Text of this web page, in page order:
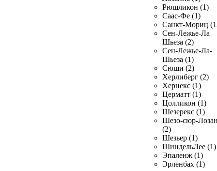
Рюшликон (1)
Саас-Фе (1)
Санкт-Мориц
Сен-Лежье-Ла
Шьеза (2)
Сен-Лежье-Ла-
Шьеза (1)
Сюши (2)
Херлиберг (2)
Хернекс (1)
Церматт (1)
Цолликон (1)
Шезерекс (1)
Шезо-сюр-
(2)
Шезьер (1)
ШиндельЛее (1)
Эпаленж (1)
Эрленбах (1)